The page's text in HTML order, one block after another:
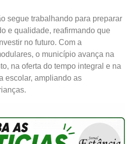
segue trabalhando para preparar
e qualidade, reafirmando que
no futuro. Com a
o município avança na
na oferta do tempo integral e na
escolar, ampliando as